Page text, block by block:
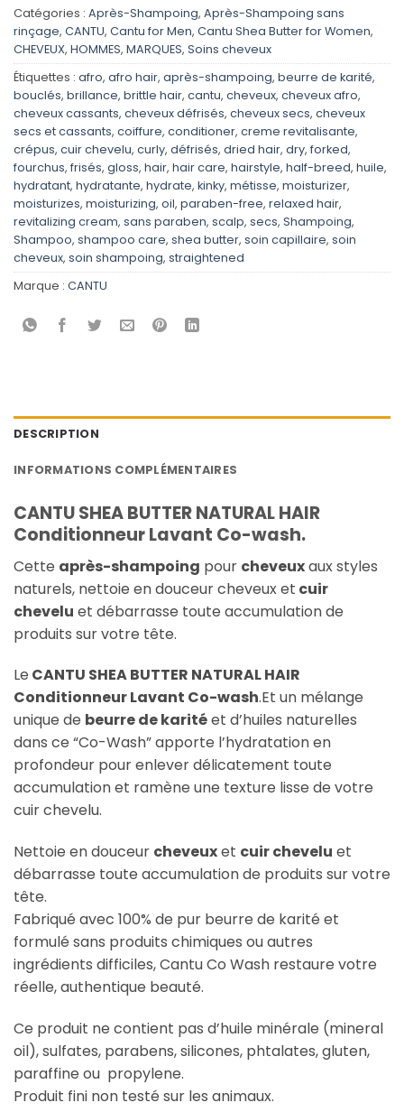
Catégories : Après-Shampoing, Après-Shampoing sans
rinçage, CANTU, Cantu for Men, Cantu Shea Butter for Women,
CHEVEUX, HOMMES, MARQUES, Soins cheveux
Étiquettes : afro, afro hair, après-shampoing, beurre de karité,
bouclés, brillance, brittle hair, cantu, cheveux, cheveux afro,
cheveux cassants, cheveux défrisés, cheveux secs, cheveux
secs et cassants, coiffure, conditioner, creme revitalisante,
crépus, cuir chevelu, curly, défrisés, dried hair, dry, forked,
fourchus, frisés, gloss, hair, hair care, hairstyle, half-breed, huile,
hydratant, hydratante, hydrate, kinky, métisse, moisturizer,
moisturizes, moisturizing, oil, paraben-free, relaxed hair,
revitalizing cream, sans paraben, scalp, secs, Shampoing,
Shampoo, shampoo care, shea butter, soin capillaire, soin
cheveux, soin shampoing, straightened
Marque : CANTU
DESCRIPTION
INFORMATIONS COMPLÉMENTAIRES
CANTU SHEA BUTTER NATURAL HAIR
Conditionneur Lavant Co-wash.
Cette après-shampoing pour cheveuxaux styles
naturels, nettoie en douceur cheveux et cuir
chevelu et débarrasse toute accumulation de
produits sur votre tête.
Le CANTU SHEA BUTTER NATURAL HAIR
Conditionneur Lavant Co-wash.Et un mélange
unique de beurre de karitéet d’huiles naturelles
dans ce “Co-Wash” apporte l’hydratation en
profondeur pour enlever délicatement toute
accumulation et ramène une texture lisse de votre
cuir chevelu.
Nettoie en douceur cheveuxet cuir chevelu et
débarrasse toute accumulation de produits sur votre
tête.
Fabriqué avec 100% de pur beurre de karité et
formulé sans produits chimiques ou autres
ingrédients difficiles, Cantu Co Wash restaure votre
réelle, authentique beauté.
Ce produit ne contient pas d’huile minérale (mineral
oil), sulfates, parabens, silicones, phtalates, gluten,
paraffine ou propylene.
Produit fini non testé sur les animaux.